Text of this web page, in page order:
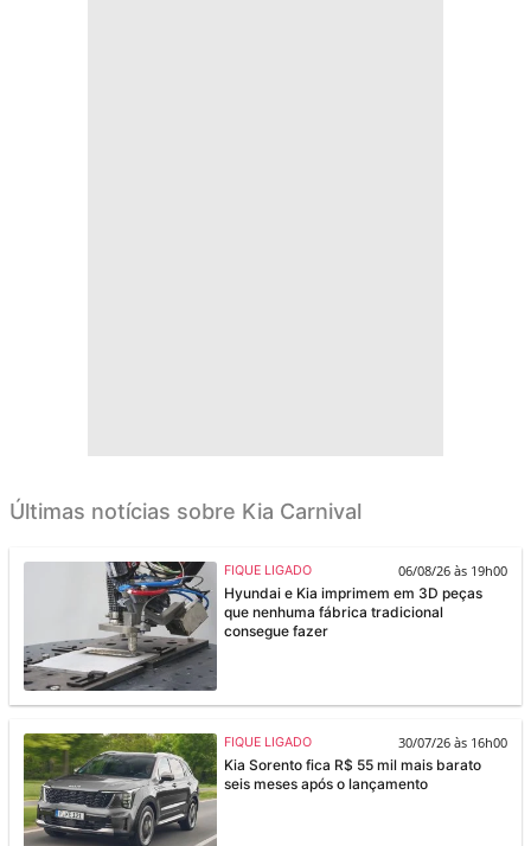
Últimas notícias sobre Kia Carnival
FIQUE LIGADO
06/08/26 às 19h00
Hyundai e Kia imprimem em 3D peças
que nenhuma fábrica tradicional
consegue fazer
FIQUE LIGADO
30/07/26 às 16h00
Kia Sorento fica R$ 55 mil mais barato
seis meses após o lançamento